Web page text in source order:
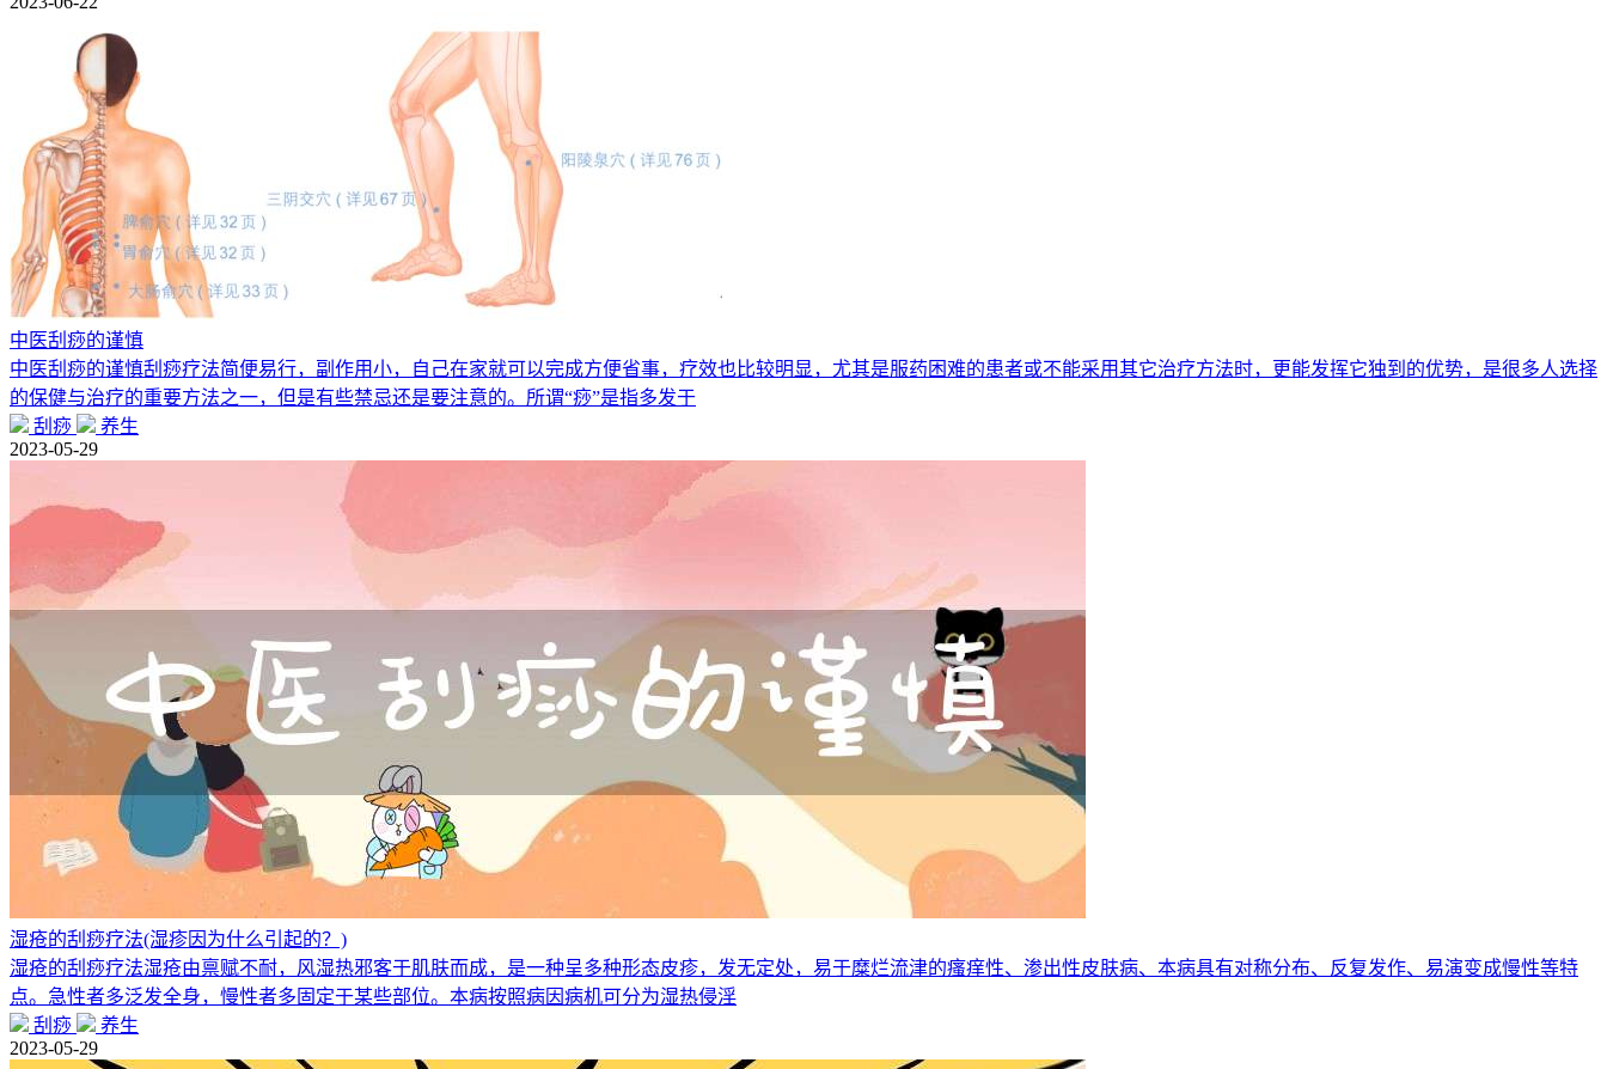
中医刮痧的谨慎
中医刮痧的谨慎刮痧疗法简便易行，副作用小，自己在家就可以完成方便省事，疗效也比较明显，尤其是服药困难的患者或不能采用其它治疗方法时，更能发挥它独到的优势，是很多人选择
的保健与治疗的重要方法之一，但是有些禁忌还是要注意的。所谓“痧”是指多发于
刮痧
养生
2023-05-29
湿疮的刮痧疗法(湿疹因为什么引起的？)
湿疮的刮痧疗法湿疮由禀赋不耐，风湿热邪客于肌肤而成，是一种呈多种形态皮疹，发无定处，易于糜烂流津的瘙痒性、渗出性皮肤病、本病具有对称分布、反复发作、易演变成慢性等特
点。急性者多泛发全身，慢性者多固定于某些部位。本病按照病因病机可分为湿热侵淫
刮痧
养生
2023-05-29